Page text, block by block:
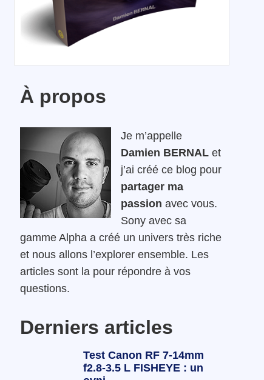
À propos
Je m’appelle
Damien BERNAL et
j’ai créé ce blog pour
partager ma
passion avec vous.
Sony avec sa
gamme Alpha a créé un univers très riche
et nous allons l’explorer ensemble. Les
articles sont la pour répondre à vos
questions.
Derniers articles
Test Canon RF 7-14mm
f2.8-3.5 L FISHEYE : un